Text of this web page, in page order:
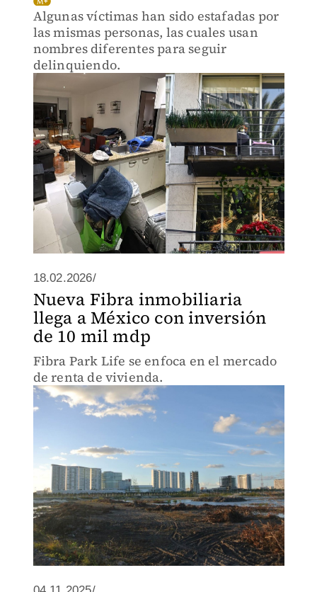
Algunas víctimas han sido estafadas por
las mismas personas, las cuales usan
nombres diferentes para seguir
delinquiendo.
18.02.2026/
Nueva Fibra inmobiliaria
llega a México con inversión
de 10 mil mdp
Fibra Park Life se enfoca en el mercado
de renta de vivienda.